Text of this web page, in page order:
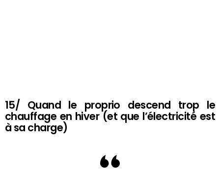
15/ Quand le proprio descend trop le
chauffage en hiver (et que l’électricité est
à sa charge)